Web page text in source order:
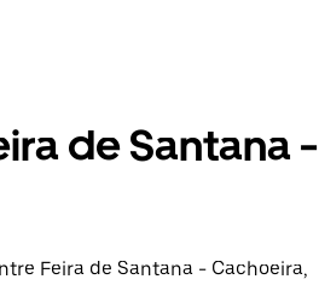
de Santana -
Feira de Santana - Cachoeira,